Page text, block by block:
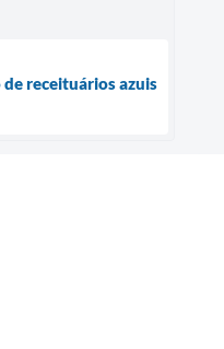
receituários azuis